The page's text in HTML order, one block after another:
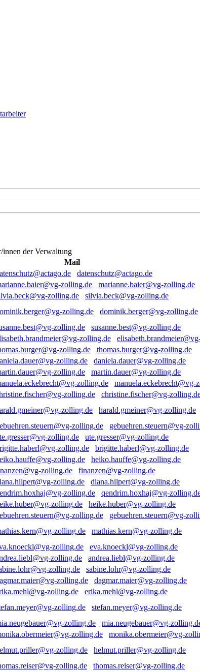
innen der Verwaltung
Mail
datenschutz@actago.de
marianne.baier@vg-zolling.de
silvia.beck@vg-zolling.de
dominik.berger@vg-zolling.de
susanne.best@vg-zolling.de
thomas.burger@vg-zolling.de
daniela.dauer@vg-zolling.de
martin.dauer@vg-zolling.de
manuela.eckebrecht@vg-
christine.fischer@vg-
harald.gmeiner@vg-zolling.de
gebuehren.steuern@vg-
ute.gresser@vg-zolling.de
brigitte.haberl@vg-zolling.de
heiko.hauffe@vg-zolling.de
finanzen@vg-zolling.de
diana.hilpert@vg-zolling.de
qendrim.hoxhaj@vg-
heike.huber@vg-zolling.de
gebuehren.steuern@vg-
mathias.kern@vg-zolling.de
eva.knoeckl@vg-zolling.de
andrea.liebl@vg-zolling.de
sabine.lohr@vg-zolling.de
dagmar.maier@vg-zolling.de
erika.mehl@vg-zolling.de
stefan.meyer@vg-zolling.de
mia.neugebauer@vg-
monika.obermeier@vg-
helmut.priller@vg-zolling.de
thomas.reiser@vg-zolling.de